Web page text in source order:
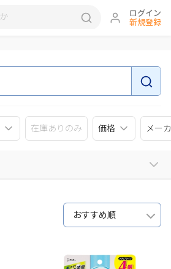
ログイン
新規登録
在庫ありのみ 価格 メー
おすすめ順